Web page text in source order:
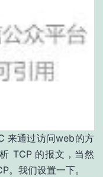
来通过访问web的方
TCP 的报文，当然
。我们设置一下。